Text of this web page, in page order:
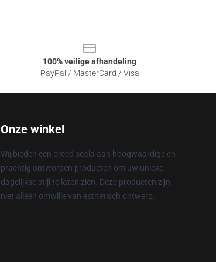
100% veilige afhandeling
PayPal / MasterCard / Visa
Onze winkel
Wij bieden een breed scala aan hoogwaardige en
prachtig ontworpen producten om uw unieke
dagelijkse stijl te laten zien. Deze producten zijn
niet alleen omwille van esthetisch ontwerp.